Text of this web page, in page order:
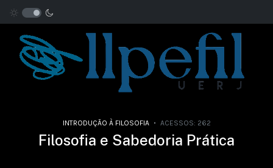
INTRODUÇÃO À FILOSOFIA ACESSOS: 262
Filosofia e Sabedoria Prática